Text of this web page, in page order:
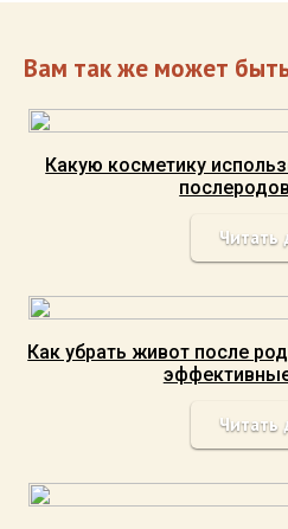
Вам так же может
Какую косметику
Читать
Как убрать живот после
Читать